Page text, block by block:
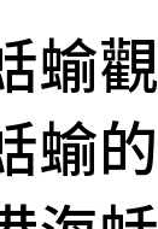
蝓觀
蝓的